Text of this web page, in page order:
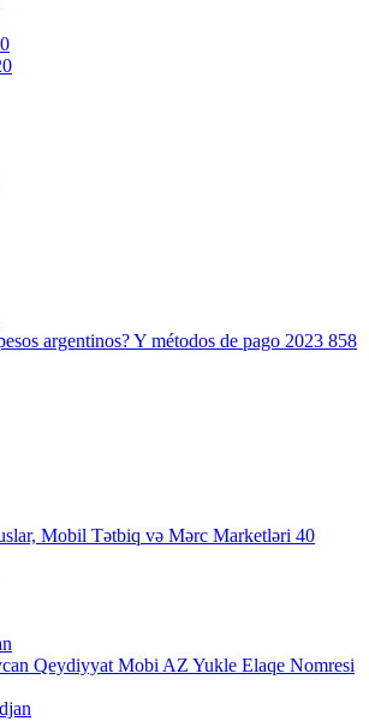
argentinos? Y métodos de pago 2023 858
Mobil Tətbiq və Mərc Marketləri 40
Qeydiyyat Mobi AZ Yukle Elaqe Nomresi